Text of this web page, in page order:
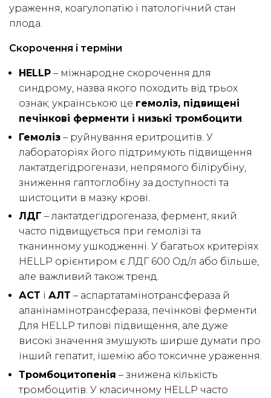
ураження, коагулопатію і патологічний стан
плода.
Скорочення і терміни
HELLP – міжнародне скорочення для
синдрому, назва якого походить від трьох
ознак; українською це гемоліз, підвищені
печінкові ферменти і низькі тромбоцити.
Гемоліз – руйнування еритроцитів. У
лабораторіях його підтримують підвищення
лактатдегідрогенази, непрямого білірубіну,
зниження гаптоглобіну за доступності та
шистоцити в мазку крові.
ЛДГ – лактатдегідрогеназа, фермент, який
часто підвищується при гемолізі та
тканинному ушкодженні. У багатьох критеріях
HELLP орієнтиром є ЛДГ 600 Од/л або більше,
але важливий також тренд.
АСТ і АЛТ – аспартатамінотрансфераза й
аланінамінотрансфераза, печінкові ферменти.
Для HELLP типові підвищення, але дуже
високі значення змушують ширше думати про
інший гепатит, ішемію або токсичне ураження.
Тромбоцитопенія – знижена кількість
тромбоцитів. У класичному HELLP часто